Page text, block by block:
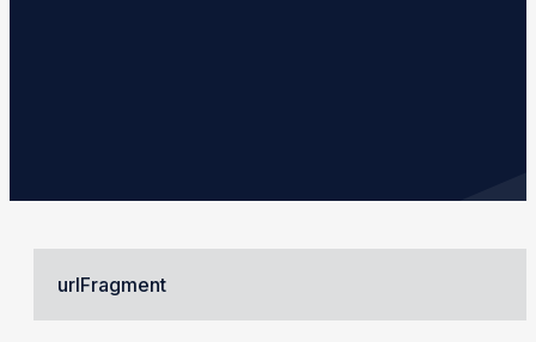
urlFragment